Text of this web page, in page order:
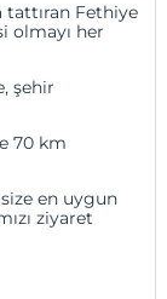
tattıran Fethiye
olmayı her
şehir
70 km
en uygun
ziyaret